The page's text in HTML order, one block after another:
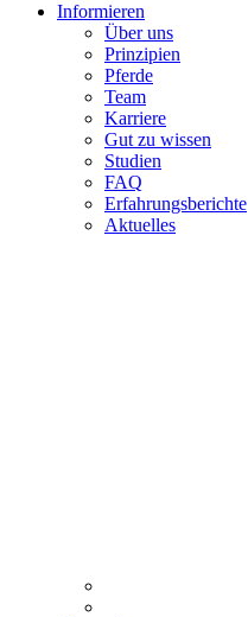
Informieren
Über uns
Prinzipien
Pferde
Team
Karriere
Gut zu wissen
Studien
FAQ
Erfahrungsberichte
Aktuelles